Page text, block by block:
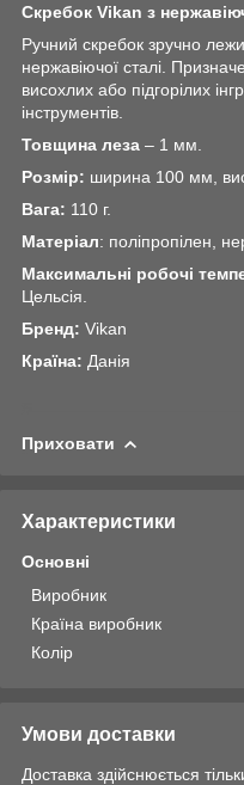
Скребок Vikan з
Ручний скребок зручно
нержавіючої сталі.
висохлих або підгорілих
інструментів.
Товщина леза – 1 мм.
Розмір: ширина 100 мм,
Вага: 110 г.
Матеріал: поліпропілен,
Максимальні робочі
Цельсія.
Бренд: Vikan
Країна: Данія
Приховати
Характеристики
Основні
Виробник
Країна виробник
Колір
Умови доставки
Доставка здійснюється